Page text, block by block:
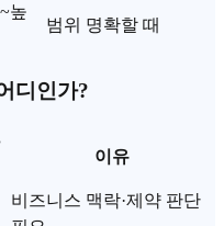
높
범위 명확할 때
디인가?
이유
비즈니스 맥락·제약 판단